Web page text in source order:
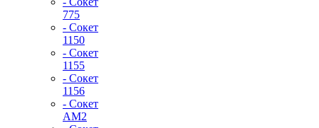
775
- Сокет
1150
- Сокет
1155
- Сокет
1156
- Сокет
AM2